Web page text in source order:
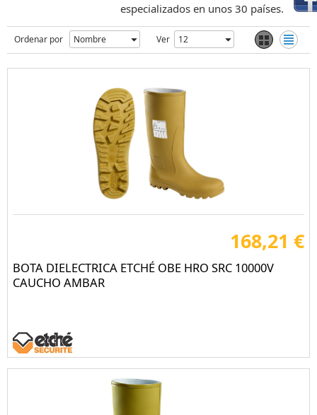
especializados en unos 30 países.
Ordenar por Ver
168,21 €
BOTA DIELECTRICA ETCHÉ OBE HRO SRC 10000V
CAUCHO AMBAR